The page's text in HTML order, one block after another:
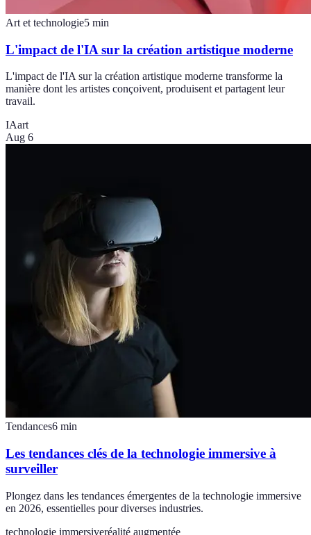
Art et technologie5 min
L'impact de l'IA sur la création artistique moderne
L'impact de l'IA sur la création artistique moderne transforme la
manière dont les artistes conçoivent, produisent et partagent leur
travail.
IAart
Aug 6
Tendances6 min
Les tendances clés de la technologie immersive à
surveiller
Plongez dans les tendances émergentes de la technologie immersive
en 2026, essentielles pour diverses industries.
technologie immersiveréalité augmentée